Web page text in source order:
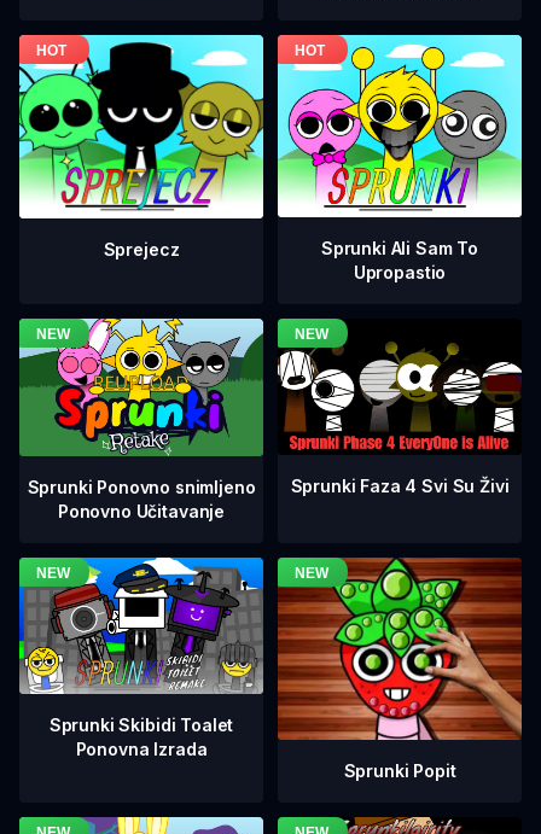
Sprejecz
Sprunki Ali Sam To
Upropastio
Sprunki Ponovno snimljeno
Ponovno Učitavanje
Sprunki Faza 4 Svi Su Živi
Sprunki Skibidi Toalet
Ponovna Izrada
Sprunki Popit